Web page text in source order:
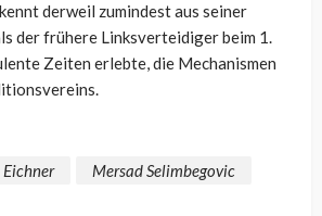
derweil zumindest aus seiner
der frühere Linksverteidiger beim 1.
Zeiten erlebte, die Mechanismen
Mersad Selimbegovic